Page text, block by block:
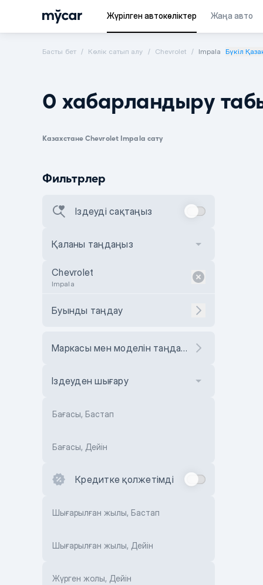
Жүрілген автокөліктер Жаңа авто
Басты бет Көлік сатып алу Chevrolet Impala Бүкіл
0 хабарландыру
Казахстане Chevrolet Impala сату
Фильтрлер
Іздеуді сақтаңыз
Қаланы таңдаңыз
Chevrolet
Impala
Буынды таңдау
Маркасы мен моделін таңдаңыз
Іздеуден шығару
Бағасы, Бастап
Бағасы, Дейін
Кредитке қолжетімді
Шығарылған жылы, Бастап
Шығарылған жылы, Дейін
Жүрген жолы, Дейін